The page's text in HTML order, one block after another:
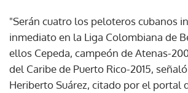
"Serán cuatro los peloteros cubanos
inmediato en la Liga Colombiana de
ellos Cepeda, campeón de Atenas-
del Caribe de Puerto Rico-2015,
Heriberto Suárez, citado por el portal